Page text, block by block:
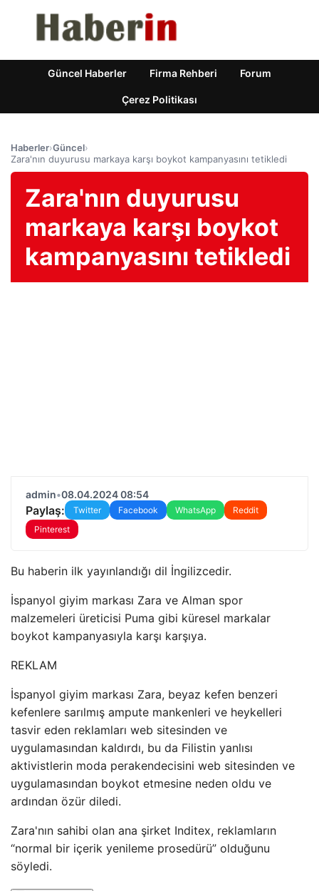
Güncel Haberler Firma Rehberi Forum
Çerez Politikası
Haberler›Güncel›
Zara'nın duyurusu markaya karşı boykot kampanyasını tetikledi
Zara'nın duyurusu
markaya karşı boykot
kampanyasını tetikledi
admin•08.04.2024 08:54
Paylaş: Twitter Facebook WhatsApp
Reddit
Pinterest
Bu haberin ilk yayınlandığı dil İngilizcedir.
İspanyol giyim markası Zara ve Alman spor
malzemeleri üreticisi Puma gibi küresel markalar
boykot kampanyasıyla karşı karşıya.
REKLAM
İspanyol giyim markası Zara, beyaz kefen benzeri
kefenlere sarılmış ampute mankenleri ve heykelleri
tasvir eden reklamları web sitesinden ve
uygulamasından kaldırdı, bu da Filistin yanlısı
aktivistlerin moda perakendecisini web sitesinden ve
uygulamasından boykot etmesine neden oldu ve
ardından özür diledi.
Zara'nın sahibi olan ana şirket Inditex, reklamların
“normal bir içerik yenileme prosedürü” olduğunu
söyledi.